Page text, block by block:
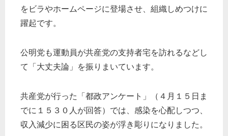
をビラやホームページに登場させ、組織しめつけに
躍起です。
公明党も運動員が共産党の支持者宅を訪れるなどし
て「大丈夫論」を振りまいています。
共産党が行った「都政アンケート」（４月１５日ま
でに１５３０人が回答）では、感染を心配しつつ、
収入減少に困る区民の姿が浮き彫りになりました。